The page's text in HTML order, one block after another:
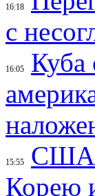
16:18
с
16:05
Куба
15:55
США
Корею